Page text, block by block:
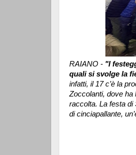
RAIANO - "I
quali si svolge la
infatti, il 17 c’è la
Zoccolanti, dove ha
raccolta. La festa di
di cinciapallante,